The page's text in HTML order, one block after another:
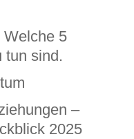
Welche 5
tun sind.
–
2025